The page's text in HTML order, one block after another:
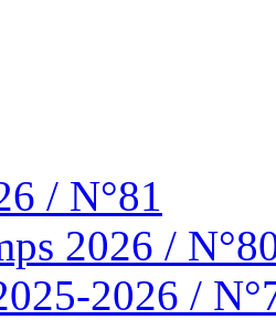
/ N°81
2026 /
2026 /